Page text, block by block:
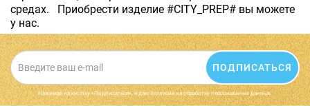
средах. Приобрести изделие #CITY_PREP# вы можете
у нас.
ПОДПИСАТЬСЯ
Нажимая на кнопку «Подписаться», я даю cогласие на обработку персональных данных.